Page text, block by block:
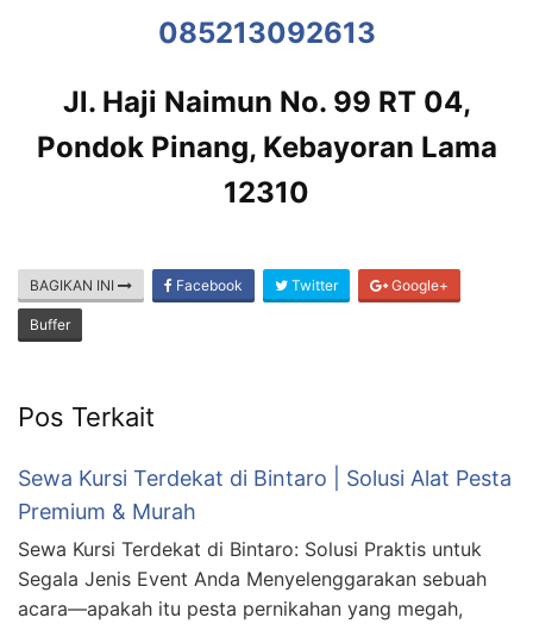
085213092613
Jl. Haji Naimun No. 99 RT 04,
Pondok Pinang, Kebayoran Lama
12310
BAGIKAN INI Facebook Twitter Google+
Buffer
Pos Terkait
Sewa Kursi Terdekat di Bintaro | Solusi Alat Pesta
Premium & Murah
Sewa Kursi Terdekat di Bintaro: Solusi Praktis untuk
Segala Jenis Event Anda Menyelenggarakan sebuah
acara—apakah itu pesta pernikahan yang megah,